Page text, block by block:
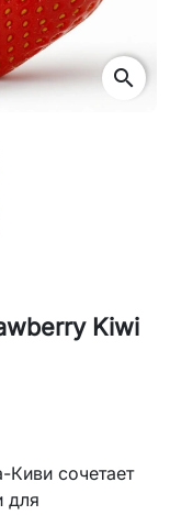
search
Kiwi
сочетает
для